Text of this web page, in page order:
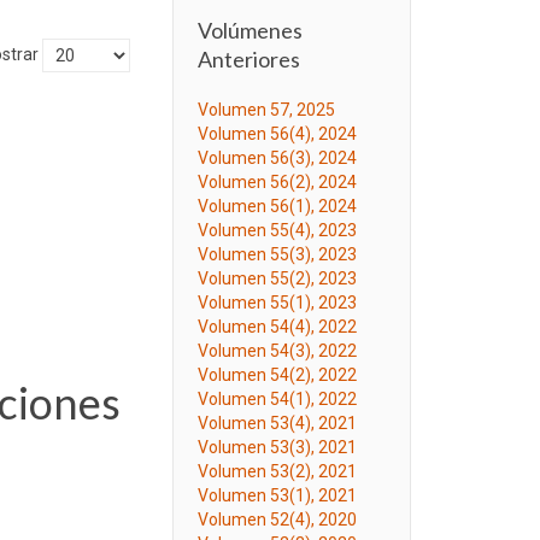
Volúmenes
Anteriores
Volumen 57, 2025
Volumen 56(4), 2024
Volumen 56(3), 2024
Volumen 56(2), 2024
Volumen 56(1), 2024
Volumen 55(4), 2023
Volumen 55(3), 2023
Volumen 55(2), 2023
Volumen 55(1), 2023
Volumen 54(4), 2022
Volumen 54(3), 2022
Volumen 54(2), 2022
Volumen 54(1), 2022
Volumen 53(4), 2021
Volumen 53(3), 2021
Volumen 53(2), 2021
Volumen 53(1), 2021
Volumen 52(4), 2020